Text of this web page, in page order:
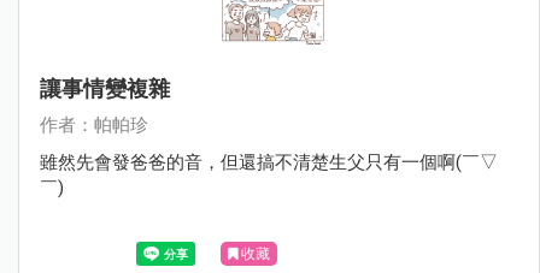
讓事情變複雜
作者：帕帕珍
雖然先會發爸爸的音，但還搞不清楚生父只有一個啊(￣▽
￣)
收藏